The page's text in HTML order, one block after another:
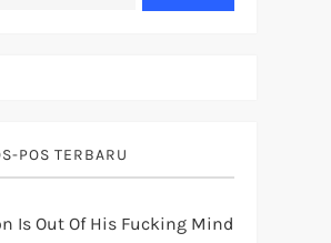
POS TERBARU
Is Out Of His Fucking Mind